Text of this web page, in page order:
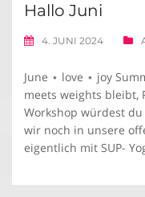
Hallo Juni
4. JUNI 2024
June ⋆ love ⋆ joy
meets weights bleibt,
Workshop würdest
wir noch in unsere
eigentlich mit SUP-